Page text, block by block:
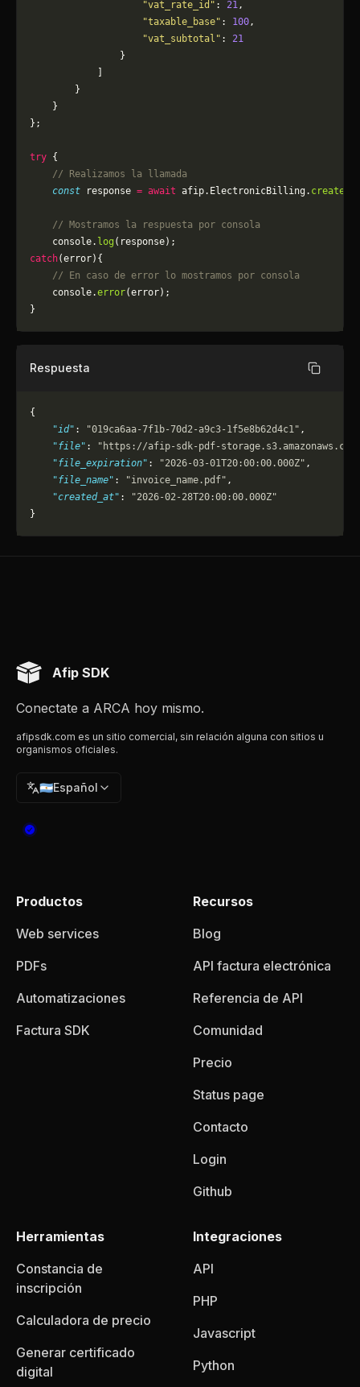
                    "vat_rate_id"
: 21,
                    "taxable_base"
: 100,
                    "vat_subtotal"
: 21
                }
        }
    }
};
try {
    // Realizamos la llamada
    const
response = await afip.ElectronicBilling.
    // Mostramos la respuesta por consola
    console.
log (response);
catch(error){
    // En caso de error lo mostramos por consola
	console.
error(error);
}
Respuesta Copiar
{
    "id"
: "019ca6aa-7f1b-70d2-a9c3-1f5e8b62d4c1" ,
    "file"
:
"https://afip-sdk-pdf-
    "file_expiration"
: "2026-03-01T20:00:00.000Z" ,
    "file_name"
: "invoice_name.pdf" ,
    "created_at"
:
"2026-02-28T20:00:00.000Z"
}
Afip SDK
Conectate a ARCA hoy mismo.
afipsdk.com es un sitio comercial, sin relación alguna con sitios u
organismos oficiales.
🇦🇷Español
Productos
Web services
PDFs
Automatizaciones
Factura SDK
Recursos
Blog
API factura electrónica
Referencia de API
Comunidad
Precio
Status page
Contacto
Login
Github
Herramientas
Constancia de
inscripción
Calculadora de precio
Generar certificado
digital
Integraciones
API
PHP
Javascript
Python